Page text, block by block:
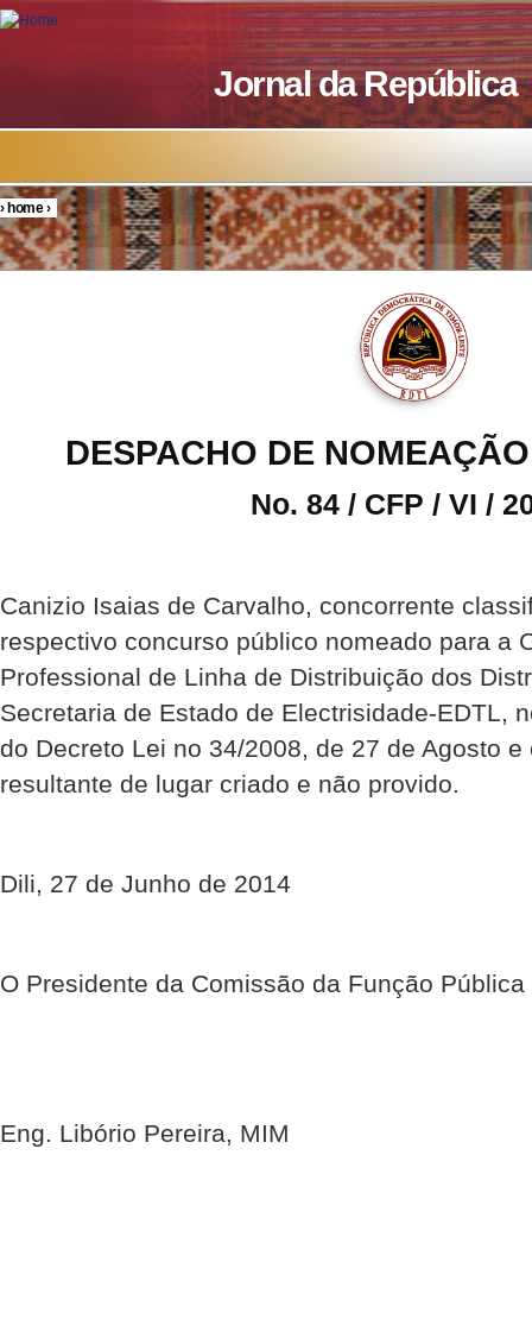
Skip to main content
Jornal da República
You are here
›home›
DESPACHO DE
No. 84 / CFP / VI /
Canizio Isaias de Carvalho, concorrente
respectivo concurso público nomeado para a
Professional de Linha de Distribuição dos
Secretaria de Estado de Electrisidade-EDTL,
do Decreto Lei no 34/2008, de 27 de Agosto
resultante de lugar criado e não provido.
Dili, 27 de Junho de 2014
O Presidente da Comissão da Função Pública
Eng. Libório Pereira, MIM